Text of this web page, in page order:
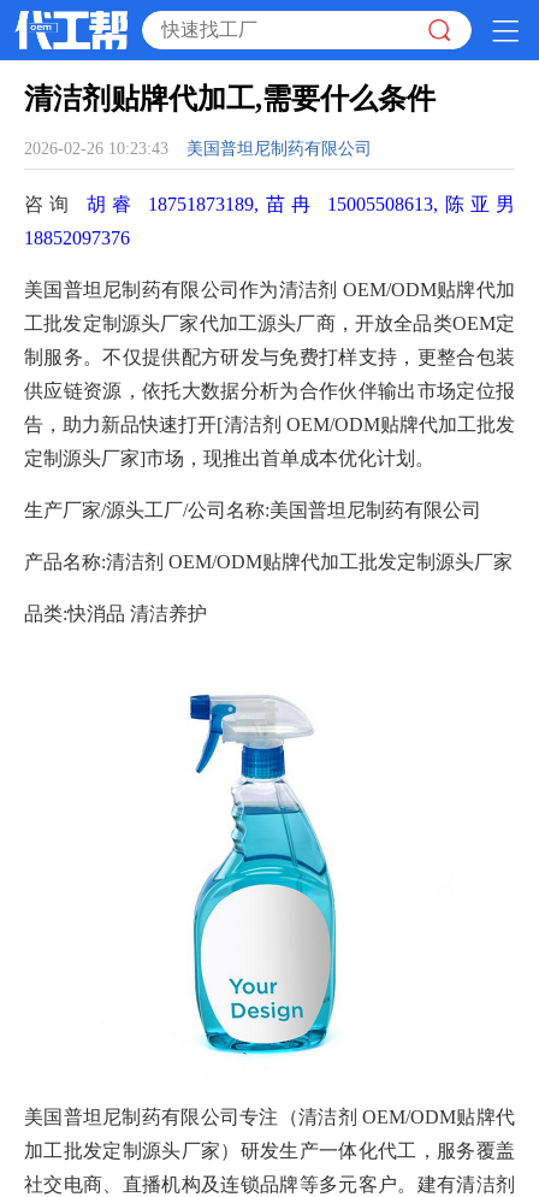
清洁剂贴牌代加工,需要什么条件
2026-02-26 10:23:43 美国普坦尼制药有限公司
咨询 胡睿 18751873189,苗冉 15005508613,陈亚男
18852097376
美国普坦尼制药有限公司作为清洁剂 OEM/ODM贴牌代加
工批发定制源头厂家代加工源头厂商，开放全品类OEM定
制服务。不仅提供配方研发与免费打样支持，更整合包装
供应链资源，依托大数据分析为合作伙伴输出市场定位报
告，助力新品快速打开[清洁剂 OEM/ODM贴牌代加工批发
定制源头厂家]市场，现推出首单成本优化计划。
生产厂家/源头工厂/公司名称:美国普坦尼制药有限公司
产品名称:清洁剂 OEM/ODM贴牌代加工批发定制源头厂家
品类:快消品 清洁养护
美国普坦尼制药有限公司专注（清洁剂 OEM/ODM贴牌代
加工批发定制源头厂家）研发生产一体化代工，服务覆盖
社交电商、直播机构及连锁品牌等多元客户。建有清洁剂